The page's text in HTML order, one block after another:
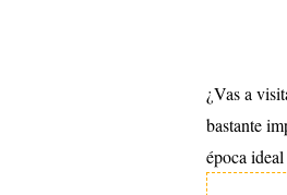
¿Vas a
bastante
época